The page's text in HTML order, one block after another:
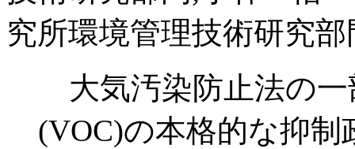
究所環境管理技術研究部
大気汚染防止法の一
(VOC)の本格的な抑